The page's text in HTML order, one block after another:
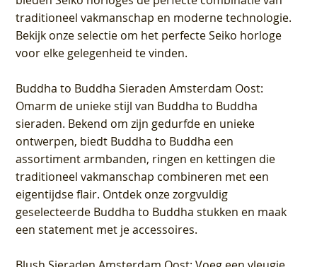
traditioneel vakmanschap en moderne technologie.
Bekijk onze selectie om het perfecte Seiko horloge
voor elke gelegenheid te vinden.
Buddha to Buddha Sieraden Amsterdam Oost:
Omarm de unieke stijl van Buddha to Buddha
sieraden. Bekend om zijn gedurfde en unieke
ontwerpen, biedt Buddha to Buddha een
assortiment armbanden, ringen en kettingen die
traditioneel vakmanschap combineren met een
eigentijdse flair. Ontdek onze zorgvuldig
geselecteerde Buddha to Buddha stukken en maak
een statement met je accessoires.